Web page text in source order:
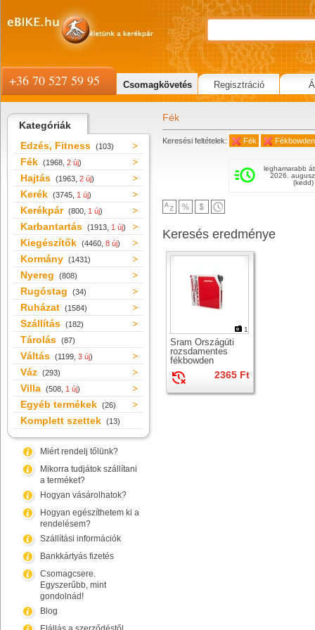
Kategóriák
Edzés, Fitness (103)
Fék (1968, 2 új)
Hajtás (1963, 2 új)
Kerék (3745, 1 új)
Kerékpár (800, 1 új)
Karbantartás (1913, 1 új)
Kiegészítők (4460, 8 új)
Kormány (1431)
Nyereg (808)
Rugóstag (34)
Ruházat (1584)
Szállítás (182)
Tárolás (87)
Váltás (1199, 3 új)
Váz (293)
Villa (508, 1 új)
Egyéb termékek (26)
Komplett szettek (13)
Miért rendelj tőlünk?
Mikorra tudjátok szállítani
a terméket?
Hogyan vásárolhatok?
Hogyan egészíthetem ki a
rendelésem?
Szállítási információk
Bankkártyás fizetés
Csomagcsere.
Egyszerűbb, mint
gondolnád!
Blog
Fék
Keresési feltételek: Fék Fékbowden
leghamarabb
2026.
(kedd)
Keresés eredménye
1
Sram Országúti
rozsdamentes
fékbowden
2365 Ft
+36 70 527 59 95 Csomagkövetés Regisztráció